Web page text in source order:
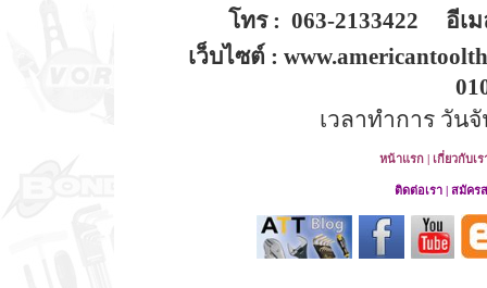
โทร : 063-2133422 อีเม
เว็บไซต์ :
เวลาทำการ วัน
หน้าแรก | เกี่ยวกับเร
ติดต่อเรา | สมัคร